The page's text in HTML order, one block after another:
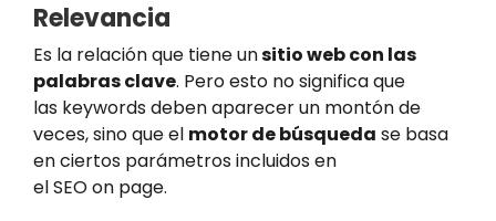
Relevancia
Es la relación que tiene unsitio web con las
palabras clave. Pero esto no significa que
las keywords deben aparecer un montón de
veces, sino que el motor de búsqueda se basa
en ciertos parámetros incluidos en
el SEO on page.